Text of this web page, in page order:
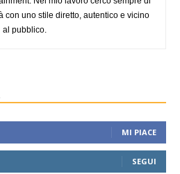
con uno stile diretto, autentico e vicino
al pubblico.
MI PIACE
SEGUI